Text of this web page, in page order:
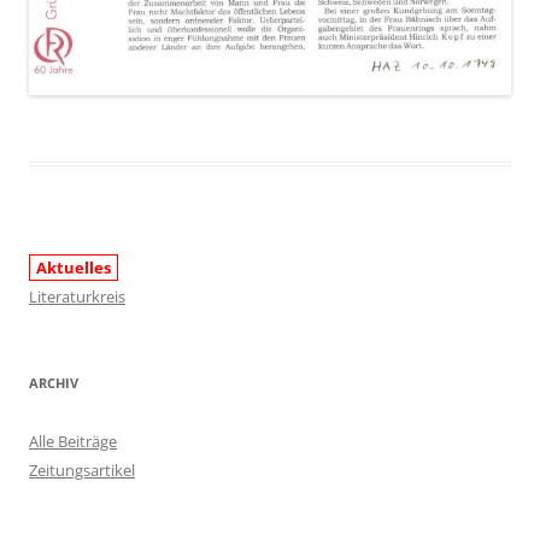
Aktuelles
Literaturkreis
ARCHIV
Alle Beiträge
Zeitungsartikel